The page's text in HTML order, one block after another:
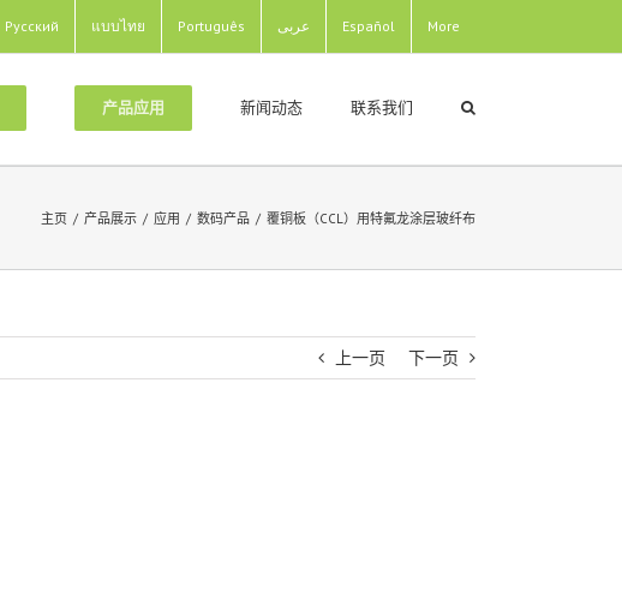
Pусский แบบไทย Português عربى Español More
产品应用 新闻动态 联系我们
主页 / 产品展示 / 应用 / 数码产品 / 覆铜板（CCL）用特氟龙涂层玻纤布
上一页 下一页